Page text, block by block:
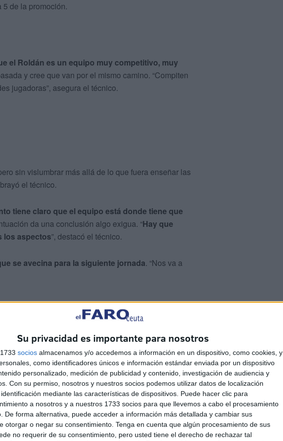
Su privacidad es importante para nosotros
socios almacenamos y/o accedemos a información en un dispositivo, como cookies, y
como identificadores únicos e información estándar enviada por un dispositivo
personalizado, medición de publicidad y contenido, investigación de audiencia y
Con su permiso, nosotros y nuestros socios podemos utilizar datos de localización
mediante las características de dispositivos. Puede hacer clic para
a nosotros y a nuestros 1733 socios para que llevemos a cabo el procesamiento
De forma alternativa, puede acceder a información más detallada y cambiar sus
otorgar o negar su consentimiento. Tenga en cuenta que algún procesamiento de sus
no requerir de su consentimiento, pero usted tiene el derecho de rechazar tal
de la promoción.
el Roldán es un equipo muy competitivo, muy
y cree que van por el mismo camino. “Compiten
jugadoras”, asegura el técnico.
sin vislumbrar más allá de lo que fuera enseñar las
el técnico.
tiene claro que el equipo está donde tiene que
da una conclusión algo exigua. “Hay que
los aspectos”, destacó el técnico.
se avecina para la siguiente jornada. “Nos va a
se está más cómodo con su gente, es por ello que
va a contar con varias bajas para este choque.